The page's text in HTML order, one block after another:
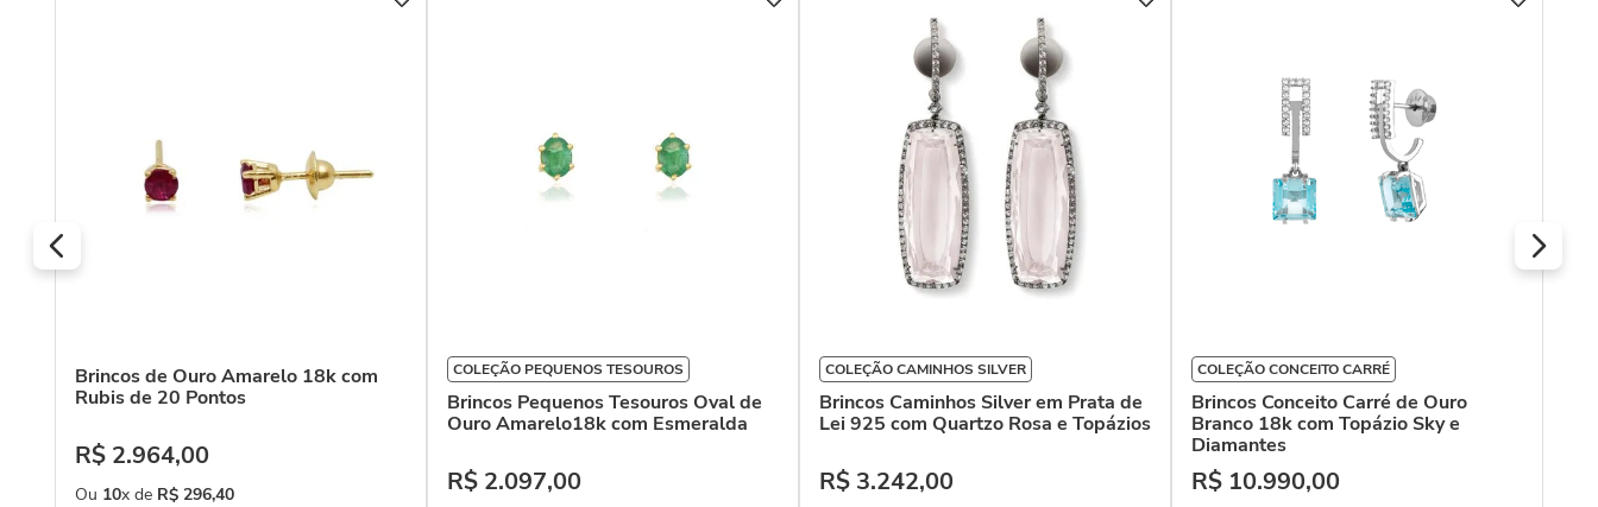
Brincos de Ouro Amarelo 18k com
Rubis de 20 Pontos
R$ 2.964,00
Ou 10x de R$ 296,40
COLEÇÃO PEQUENOS TESOUROS
Brincos Pequenos Tesouros Oval de
Ouro Amarelo18k com Esmeralda
R$ 2.097,00
COLEÇÃO CAMINHOS SILVER
Brincos Caminhos Silver em Prata de
Lei 925 com Quartzo Rosa e Topázios
R$ 3.242,00
COLEÇÃO CONCEITO CARRÉ
Brincos Conceito Carré de Ouro
Branco 18k com Topázio Sky e
Diamantes
R$ 10.990,00